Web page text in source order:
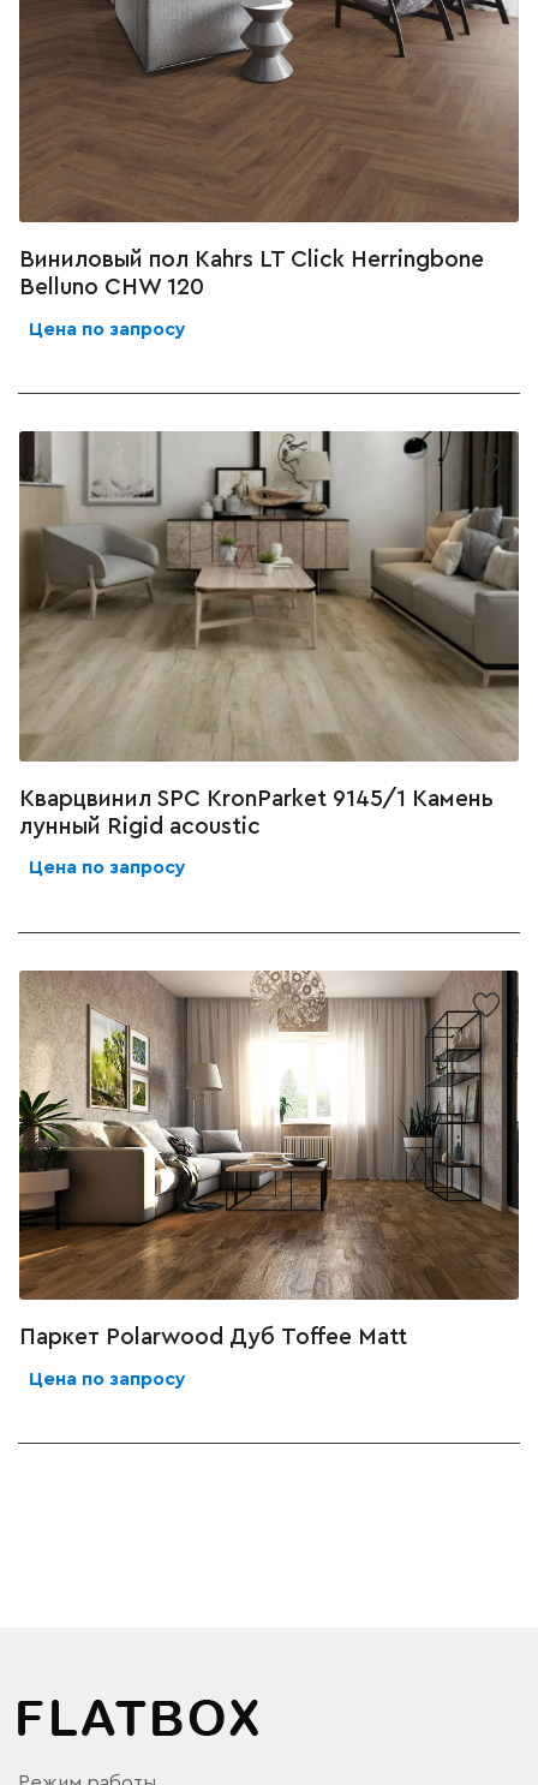
Виниловый пол Kahrs LT Click Herringbone
Belluno CHW 120
Цена по запросу
Кварцвинил SPC KronParket 9145/1 Камень
лунный Rigid acoustic
Цена по запросу
Паркет Polarwood Дуб Toffee Matt
Цена по запросу